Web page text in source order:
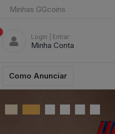
Minhas GGcoins
Login | Entrar
Minha Conta
Como Anunciar